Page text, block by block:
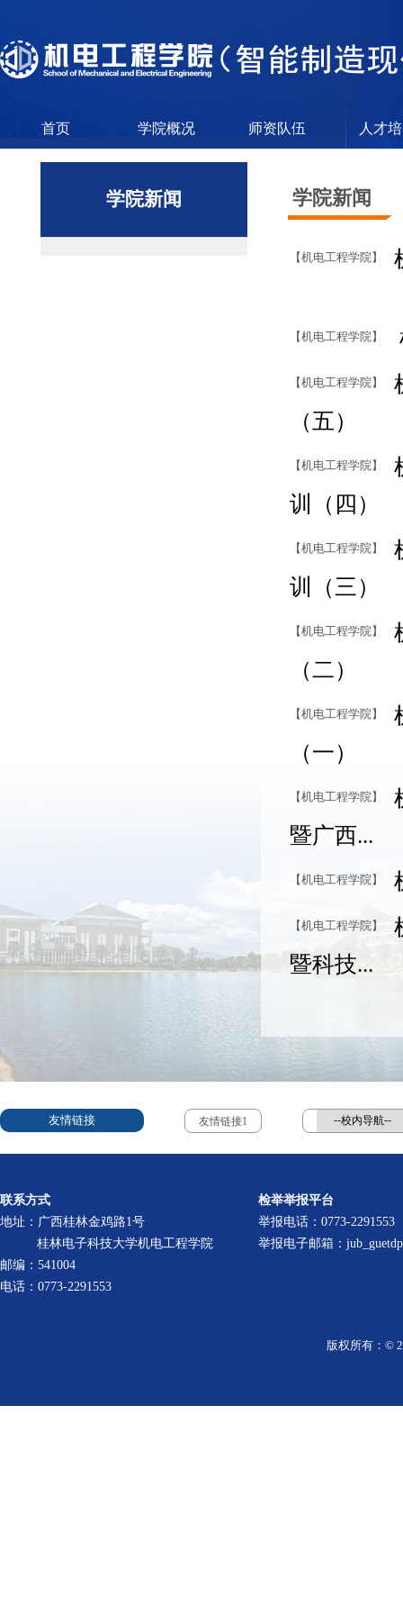
首页 学院概况 师资队伍 人才
学院新闻 学院新闻
【机电工程学院】
【机电工程学院】
【机电工程学院】
（五）
【机电工程学院】
训（四）
【机电工程学院】
训（三）
【机电工程学院】
（二）
【机电工程学院】
（一）
【机电工程学院】
暨广西...
【机电工程学院】
【机电工程学院】
暨科技...
友情链接 友情链接1
联系方式
地址：广西桂林金鸡路1号
桂林电子科技大学机电工程学院
邮编：541004
电话：0773-2291553
检举举报平台
举报电话：0773-2291553
举报电子邮箱：
版权所有：©